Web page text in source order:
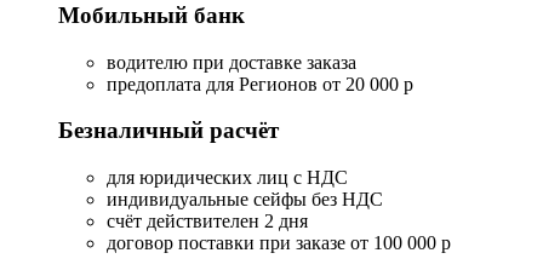
Мобильный банк
водителю при доставке заказа
предоплата для Регионов от 20 000 р
Безналичный расчёт
для юридических лиц с НДС
индивидуальные сейфы без НДС
счёт действителен 2 дня
договор поставки при заказе от 100 000 р